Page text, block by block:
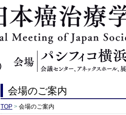
会場のご案内
TOP > 会場のご案内